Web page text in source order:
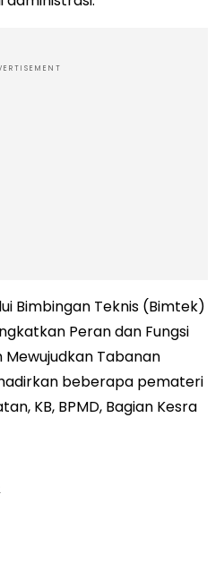
Bimbingan Teknis (Bimtek)
Peran dan Fungsi
Mewujudkan Tabanan
beberapa pemateri
KB, BPMD, Bagian Kesra